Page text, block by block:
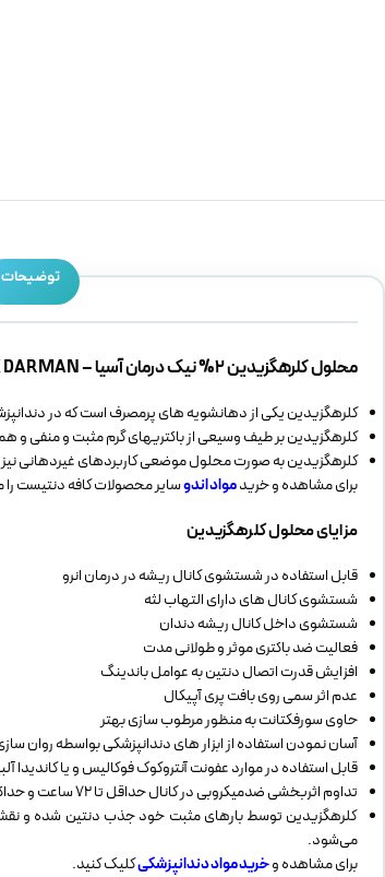
توضیحات
محلول کلرهگزیدین 2% نیک درمان آسیا – CHLORHEXIDINE (CLOREX) 2%NIK DARMAN
کلرهگزیدین یکی از دهانشویه های پرمصرف است که در
کلرهگزیدین بر طیف وسیعی از باکتریهای گرم مثبت و منفی و
کلرهگزیدین به صورت محلول موضعی کاربردهای غیردهانی نیز
برای مشاهده و خریدمواد اندوسایر محصولات کافه دنتیست
مزایای محلول کلرهگزیدین
قابل استفاده در شستشوی کانال ریشه در درمان انرو
شستشوی کانال های دارای التهاب لثه
شستشوی داخل کانال ریشه دندان
فعالیت ضد باکتری موثر و طولانی مدت
افزایش قدرت اتصال دنتین به عوامل باندینگ
عدم اثر سمی روی بافت پری آپیکال
حاوی سورفکتانت به منظور مرطوب سازی بهتر
آسان نمودن استفاده از ابزار های دندانپزشکی بواسطه روان
قابل استفاده در موارد عفونت آنتروکوک فوکالیس و یا کاندیدا
تداوم اثربخشی ضدمیکروبی در کانال حداقل تا 72 ساعت و حداکثر تا 2 هفته
کلرهگزیدین توسط بارهای مثبت خود جذب دنتین شده و
می‌شود.
برای مشاهده وخرید مواد دندانپزشکیکلیک کنید.